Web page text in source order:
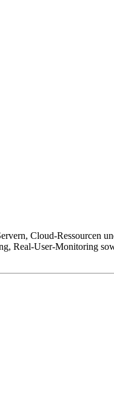
Cloud-Ressourcen
Real-User-Monitoring